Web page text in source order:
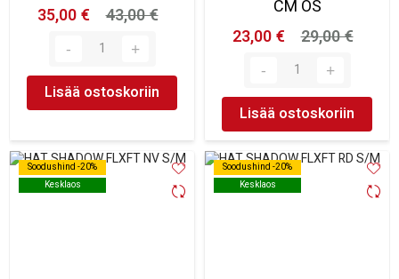
35,00 €
43,00 €
Lisää ostoskoriin
CM OS
23,00 €
29,00 €
Lisää ostoskoriin
Soodushind -20%
Kesklaos
Soodushind -20%
Kesklaos
Soodushind -20%
Kesklaos
Soodushind -20%
Kesklaos